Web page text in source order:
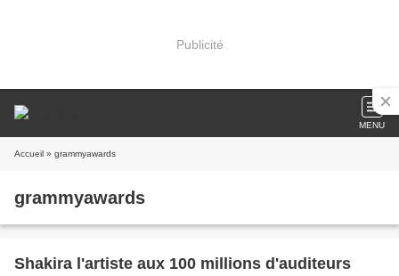
Publicité
MENU
Accueil » grammyawards
grammyawards
Shakira l'artiste aux 100 millions d'auditeurs